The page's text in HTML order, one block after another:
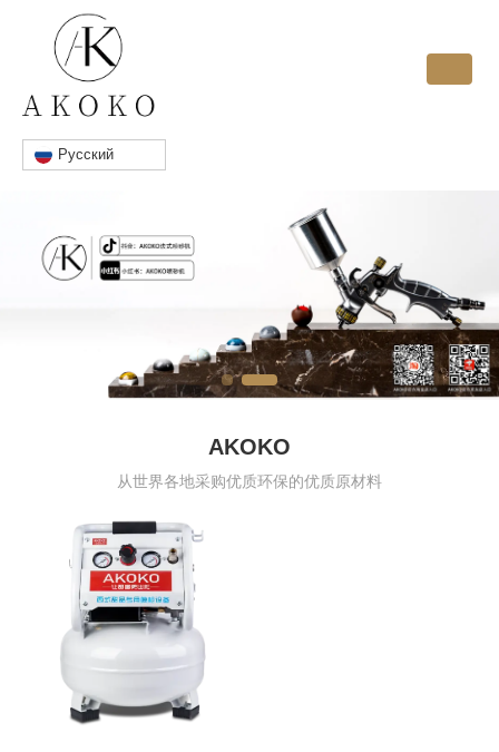
Pусский
AKOKO
从世界各地采购优质环保的优质原材料